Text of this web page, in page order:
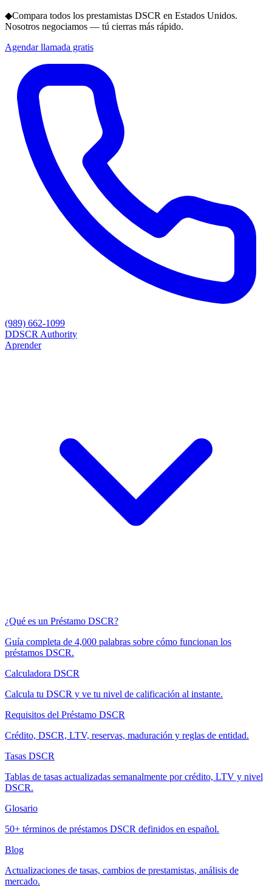
◆Compara todos los prestamistas DSCR en Estados Unidos.
Nosotros negociamos — tú cierras más rápido.
Agendar llamada gratis
(989) 662-1099
DDSCR Authority
Aprender
¿Qué es un Préstamo DSCR?
Guía completa de 4,000 palabras sobre cómo funcionan los
préstamos DSCR.
Calculadora DSCR
Calcula tu DSCR y ve tu nivel de calificación al instante.
Requisitos del Préstamo DSCR
Crédito, DSCR, LTV, reservas, maduración y reglas de entidad.
Tasas DSCR
Tablas de tasas actualizadas semanalmente por crédito, LTV y nivel
DSCR.
Glosario
50+ términos de préstamos DSCR definidos en español.
Blog
Actualizaciones de tasas, cambios de prestamistas, análisis de
mercado.